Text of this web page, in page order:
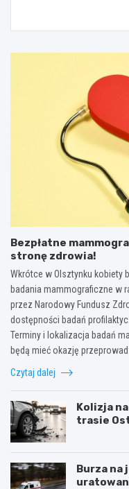
Bezpłatne
stronę zdrowia!
Wkrótce w Olsztynku kobiety
badania mammograficzne w
przez Narodowy Fundusz
dostępności badań
Terminy i lokalizacja badań
będą mieć okazję
Czytaj dalej
Kolizja
trasie
Burza na